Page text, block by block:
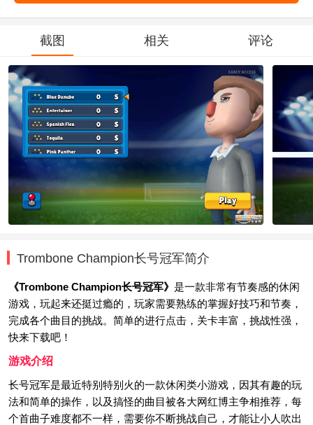
截图 相关 评论
Trombone Champion长号冠军简介
《Trombone Champion长号冠军》 是一款非常有节奏感的休闲
游戏，玩起来还挺过瘾的，玩家需要熟练的掌握好技巧和节奏，
完成各个曲目的挑战。简单的进行点击，关卡丰富，挑战性强，
快来下载吧！
游戏介绍
长号冠军是最近特别特别火的一款休闲类小游戏，因其有趣的玩
法和简单的操作，以及搞怪的曲目被各大网红博主争相推荐，每
个首曲子难度都不一样，需要你不断挑战自己，才能让小人吹出